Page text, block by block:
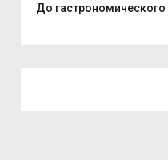
До гастрономического